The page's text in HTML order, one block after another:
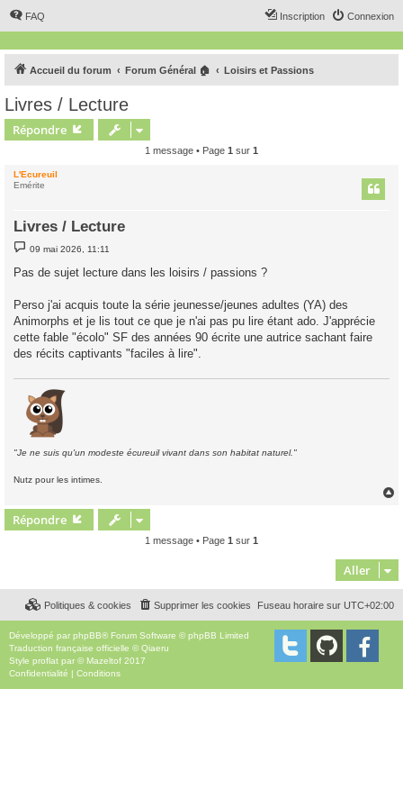
FAQ Connexion
Inscription
Accueil du forum Forum Général 🏠 Loisirs et Passions
Livres / Lecture
Répondre
1 message • Page 1 sur 1
L'Ecureuil
Emérite
Livres / Lecture
M
e
s
e
09 mai 2026, 11:11
Pas de sujet lecture dans les loisirs / passions ?
Perso j'ai acquis toute la série jeunesse/jeunes adultes (YA) des
Animorphs et je lis tout ce que je n'ai pas pu lire étant ado. J'apprécie
cette fable "écolo" SF des années 90 écrite une autrice sachant faire
des récits captivants "faciles à lire".
"Je ne suis qu'un modeste écureuil vivant dans son habitat naturel."
Nutz pour les intimes.
Répondre
1 message • Page 1 sur 1
Aller
Fuseau horaire sur UTC+02:00
Supprimer les cookies
Politiques & cookies
Développé par phpBB® Forum Software © phpBB Limited
Traduction française officielle ©Qiaeru
Style proflat par © Mazeltof 2017
Confidentialité | Conditions